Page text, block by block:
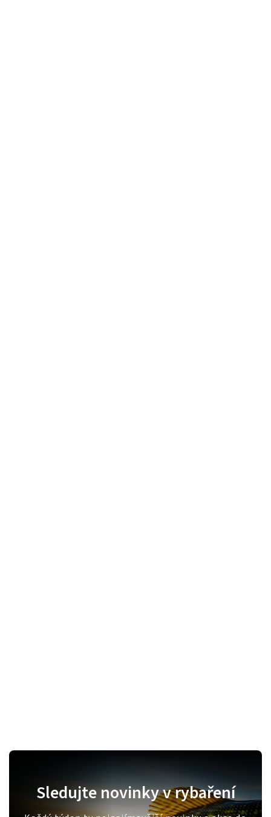
Sledujte novinky v rybaření